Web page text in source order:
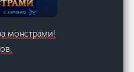
монстрами!